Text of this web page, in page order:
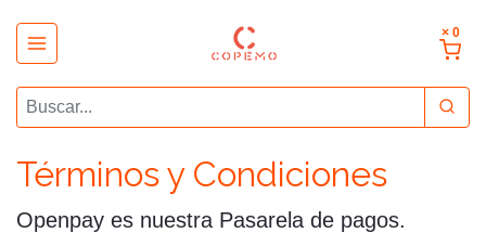
× 0
Términos y Condiciones
Openpay es nuestra Pasarela de pagos.